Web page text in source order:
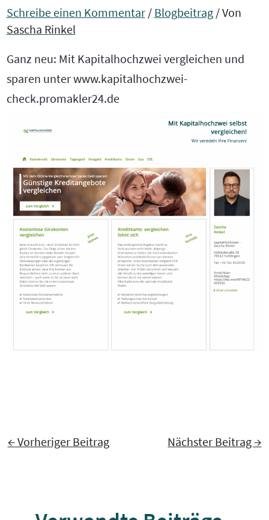
Schreibe einen Kommentar / Blogbeitrag/ Von
Sascha Rinkel
Ganz neu: Mit Kapitalhochzwei vergleichen und
sparen unter www.kapitalhochzwei-
check.promakler24.de
←Vorheriger Beitrag Nächster Beitrag→